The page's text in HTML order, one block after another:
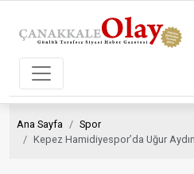
Ana Sayfa
Spor
Kepez Hamidiyespor’da Uğur